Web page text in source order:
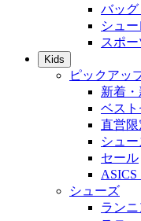
バッ
シュ
スポ
Kids
ピックアッ
新着
ベス
直営限
シュ
セール
シューズ
ラン